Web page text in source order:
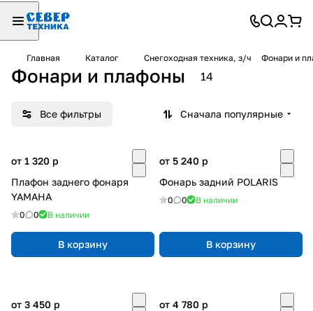
Главная Каталог Снегоходная техника, з/ч Фонари и
Фонари и плафоны 14
Все фильтры Сначала популярные
от 1 320 p
Плафон заднего фонаря
YAMAHA
0 0 В наличии
В корзину
от 5 240 p
Фонарь задний POLARIS
0 0 В наличии
В корзину
от 3 450 p
от 4 780 p